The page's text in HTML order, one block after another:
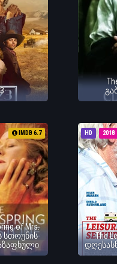
IMDB 6.7
of Mrs.
სთოუნის
HD 2018
The